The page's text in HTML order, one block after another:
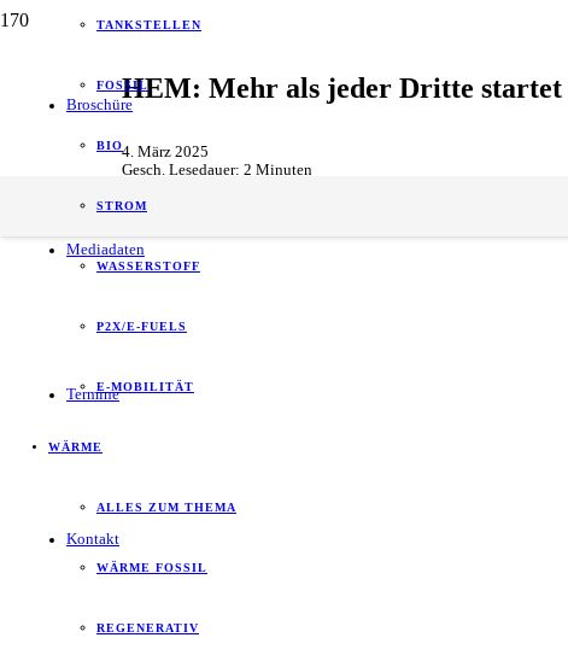
Broschüre
Mediadaten
Termine
Kontakt
TANKSTELLEN
FOSSIL
BIO
STROM
WASSERSTOFF
P2X/E-FUELS
E-MOBILITÄT
WÄRME
ALLES ZUM THEMA
WÄRME FOSSIL
REGENERATIV
HEM: Mehr als jeder Dritte
4. März 2025
Gesch. Lesedauer: 2 Minuten